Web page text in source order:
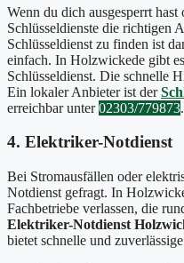
Wenn du dich ausgesperrt
Schlüsseldienste die richtigen
Schlüsseldienst zu finden ist
einfach. In Holzwickede gibt
Schlüsseldienst. Die schnelle
Ein lokaler Anbieter ist der
erreichbar unter02303/779873.
4. Elektriker-Notdienst
Bei Stromausfällen oder
Notdienst gefragt. In
Fachbetriebe verlassen, die
Elektriker-Notdienst
bietet schnelle und